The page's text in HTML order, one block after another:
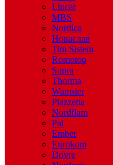
Lincar
MBS
Nordica
Новаслав
Tim Sistem
Romotop
Supra
Thorma
Wamsler
Piazzetta
Nordflam
Pal
Ember
Eurokom
Dovre